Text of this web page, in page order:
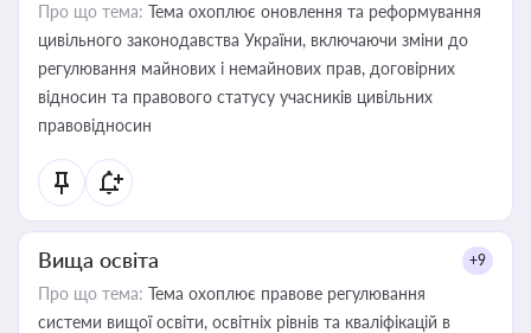
Про що тема: Тема охоплює оновлення та реформування
цивільного законодавства України, включаючи зміни до
регулювання майнових і немайнових прав, договірних
відносин та правового статусу учасників цивільних
правовідносин
Вища освіта +9
Про що тема: Тема охоплює правове регулювання
системи вищої освіти, освітніх рівнів та кваліфікацій в